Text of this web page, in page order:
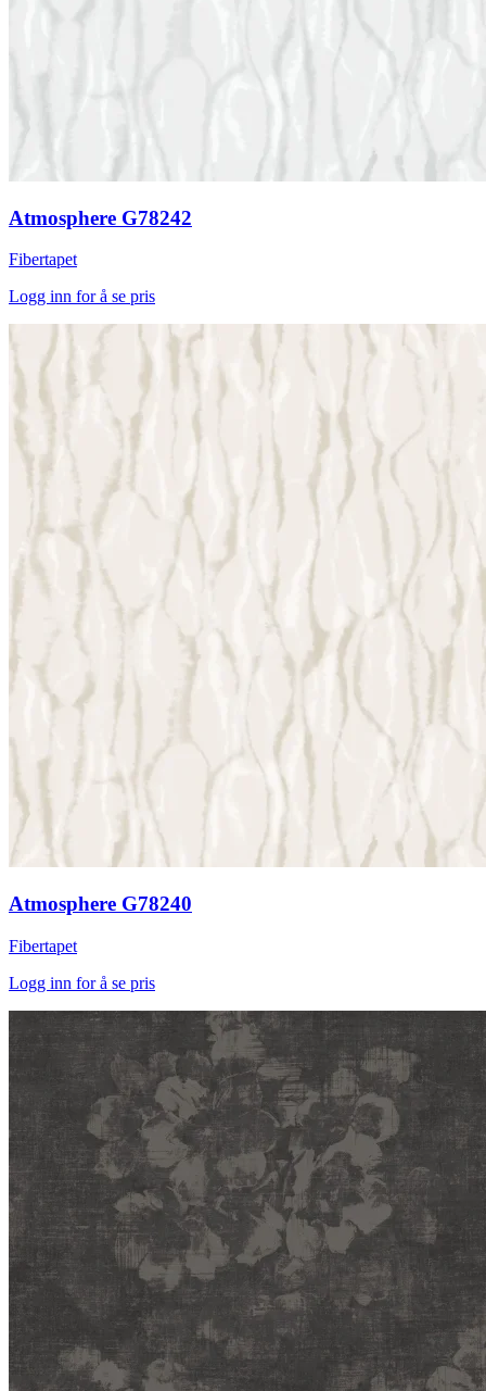
Atmosphere G78242
Fibertapet
Logg inn for å se pris
Atmosphere G78240
Fibertapet
Logg inn for å se pris